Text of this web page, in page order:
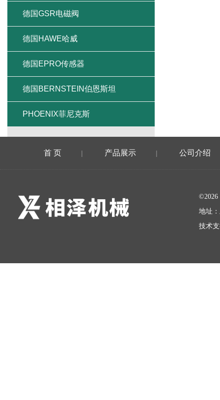
德国GSR电磁阀
德国HAWE哈威
德国EPRO传感器
德国BERNSTEIN伯恩斯坦
PHOENIX菲尼克斯
首 页 | 产品展示 | 公司介绍
地址
技术